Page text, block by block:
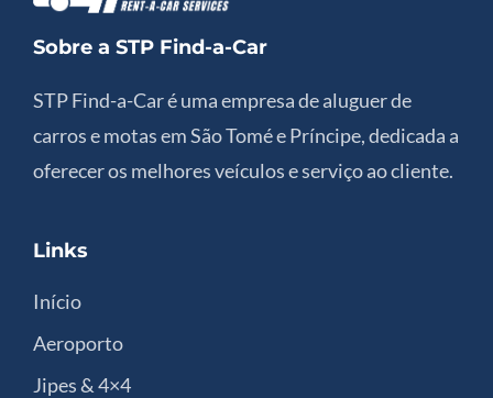
Sobre a STP Find-a-Car
STP Find-a-Car é uma empresa de aluguer de
carros e motas em São Tomé e Príncipe, dedicada a
oferecer os melhores veículos e serviço ao cliente.
Links
Início
Aeroporto
Jipes & 4×4